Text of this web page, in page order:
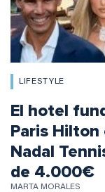
LIFESTYLE
El hotel
Paris Hilton
Nadal
de 4.000€
MARTA MORALES